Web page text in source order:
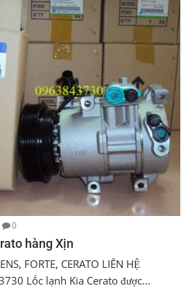
0
hàng Xịn
FORTE, CERATO LIÊN HỆ
Lốc lạnh Kia Cerato được...